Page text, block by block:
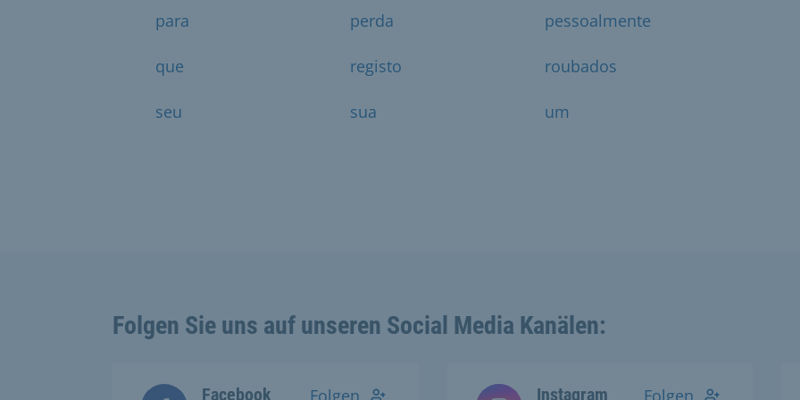
para perda pessoalmente
que registo roubados
seu sua um
Folgen Sie uns auf unseren Social Media Kanälen:
Facebook Folgen Instagram Folgen